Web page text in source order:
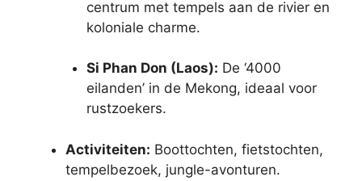
centrum met tempels aan de rivier en
koloniale charme.
Si Phan Don (Laos): De ‘4000
eilanden’ in de Mekong, ideaal voor
rustzoekers.
Activiteiten: Boottochten, fietstochten,
tempelbezoek, jungle-avonturen.